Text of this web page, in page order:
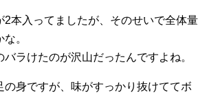
2本入ってましたが、そのせいで全体量
。
ラけたのが沢山だったんですよね。
の身ですが、味がすっかり抜けててボ